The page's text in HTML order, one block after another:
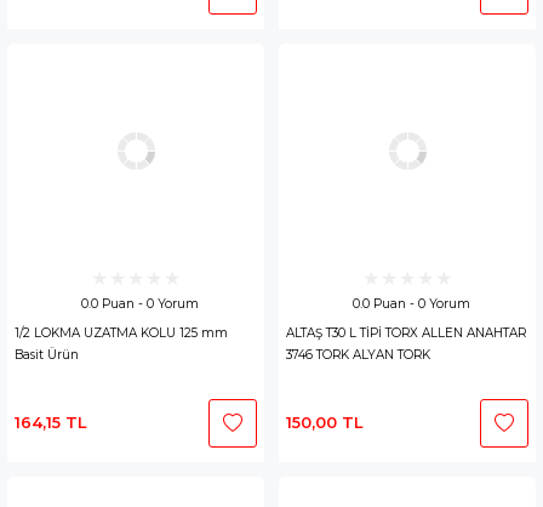
0.0 Puan - 0 Yorum
1/2 LOKMA UZATMA KOLU 125 mm
Basit Ürün
164,15 TL
0.0 Puan - 0 Yorum
ALTAŞ T30 L TİPİ TORX ALLEN ANAHTAR
3746 TORK ALYAN TORK
150,00 TL